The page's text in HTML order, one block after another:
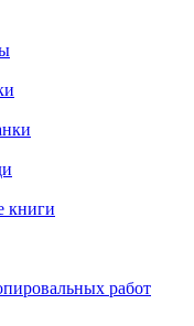
книги
работ